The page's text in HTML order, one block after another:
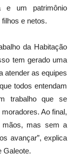
e um patrimônio
e netos.
da Habitação
tem gerado uma
atender as equipes
todos entendam
trabalho que se
Ao final,
mãos, mas sem a
avançar”, explica
Galeote.